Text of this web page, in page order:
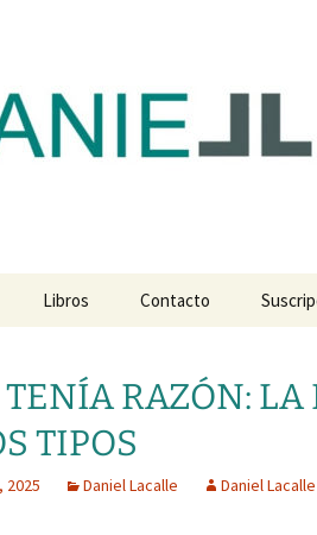
Libros Contacto
RAZÓN: LA
TIPOS
2025 Daniel Lacalle Daniel Lacalle